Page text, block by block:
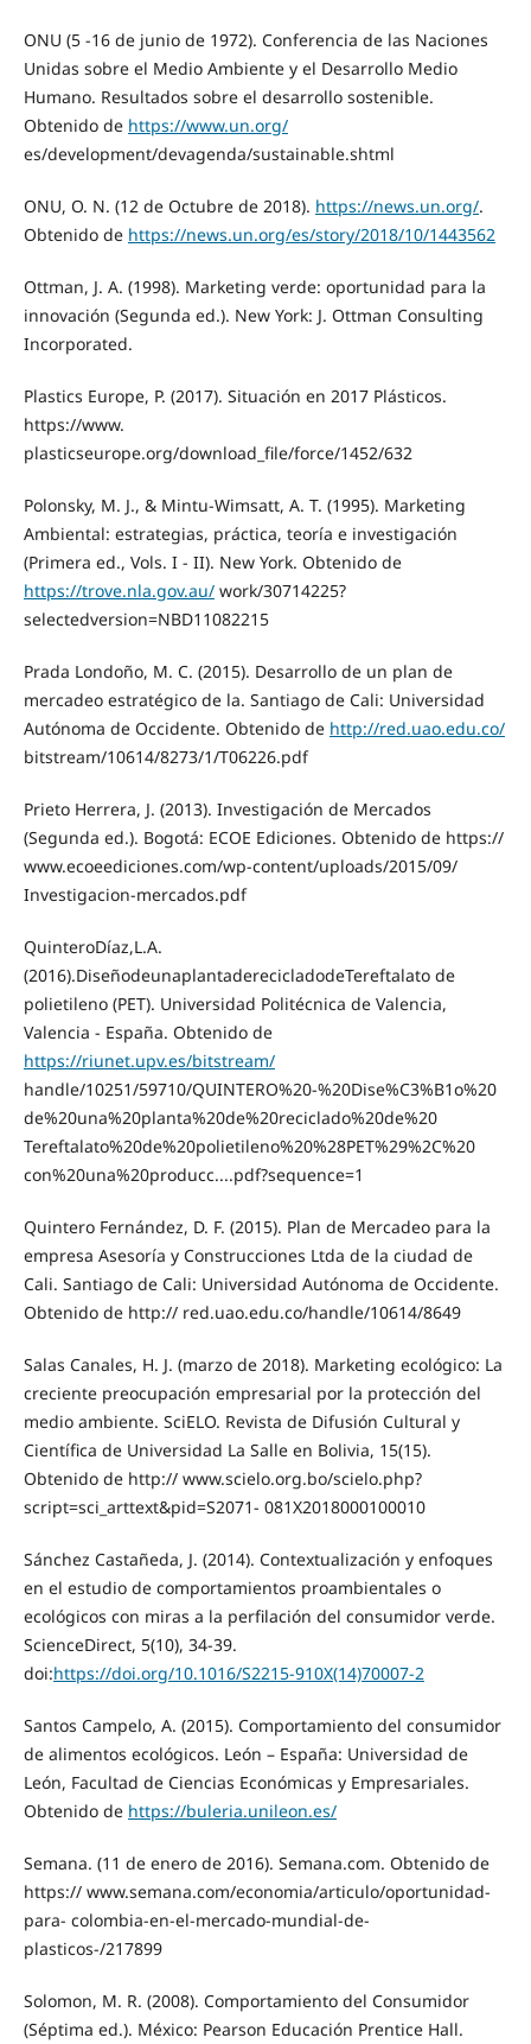
ONU (5 -16 de junio de 1972). Conferencia de las Naciones
Unidas sobre el Medio Ambiente y el Desarrollo Medio
Humano. Resultados sobre el desarrollo sostenible.
Obtenido de https://www.un.org/
es/development/devagenda/sustainable.shtml
ONU, O. N. (12 de Octubre de 2018). https://news.un.org/.
Obtenido de https://news.un.org/es/story/2018/10/1443562
Ottman, J. A. (1998). Marketing verde: oportunidad para la
innovación (Segunda ed.). New York: J. Ottman Consulting
Incorporated.
Plastics Europe, P. (2017). Situación en 2017 Plásticos.
https://www.
plasticseurope.org/download_file/force/1452/632
Polonsky, M. J., & Mintu-Wimsatt, A. T. (1995). Marketing
Ambiental: estrategias, práctica, teoría e investigación
(Primera ed., Vols. I - II). New York. Obtenido de
https://trove.nla.gov.au/work/30714225?
selectedversion=NBD11082215
Prada Londoño, M. C. (2015). Desarrollo de un plan de
mercadeo estratégico de la. Santiago de Cali: Universidad
Autónoma de Occidente. Obtenido de http://red.uao.edu.co/
bitstream/10614/8273/1/T06226.pdf
Prieto Herrera, J. (2013). Investigación de Mercados
(Segunda ed.). Bogotá: ECOE Ediciones. Obtenido de https://
www.ecoeediciones.com/wp-content/uploads/2015/09/
Investigacion-mercados.pdf
QuinteroDíaz,L.A.
(2016).DiseñodeunaplantaderecicladodeTereftalato de
polietileno (PET). Universidad Politécnica de Valencia,
Valencia - España. Obtenido de
https://riunet.upv.es/bitstream/
handle/10251/59710/QUINTERO%20-%20Dise%C3%B1o%20
de%20una%20planta%20de%20reciclado%20de%20
Tereftalato%20de%20polietileno%20%28PET%29%2C%20
con%20una%20producc....pdf?sequence=1
Quintero Fernández, D. F. (2015). Plan de Mercadeo para la
empresa Asesoría y Construcciones Ltda de la ciudad de
Cali. Santiago de Cali: Universidad Autónoma de Occidente.
Obtenido de http:// red.uao.edu.co/handle/10614/8649
Salas Canales, H. J. (marzo de 2018). Marketing ecológico: La
creciente preocupación empresarial por la protección del
medio ambiente. SciELO. Revista de Difusión Cultural y
Científica de Universidad La Salle en Bolivia, 15(15).
Obtenido de http:// www.scielo.org.bo/scielo.php?
script=sci_arttext&pid=S2071- 081X2018000100010
Sánchez Castañeda, J. (2014). Contextualización y enfoques
en el estudio de comportamientos proambientales o
ecológicos con miras a la perfilación del consumidor verde.
ScienceDirect, 5(10), 34-39.
doi:https://doi.org/10.1016/S2215-910X(14)70007-2
Santos Campelo, A. (2015). Comportamiento del consumidor
de alimentos ecológicos. León – España: Universidad de
León, Facultad de Ciencias Económicas y Empresariales.
Obtenido de https://buleria.unileon.es/
Semana. (11 de enero de 2016). Semana.com. Obtenido de
https:// www.semana.com/economia/articulo/oportunidad-
para- colombia-en-el-mercado-mundial-de-
plasticos-/217899
Solomon, M. R. (2008). Comportamiento del Consumidor
(Séptima ed.). México: Pearson Educación Prentice Hall.